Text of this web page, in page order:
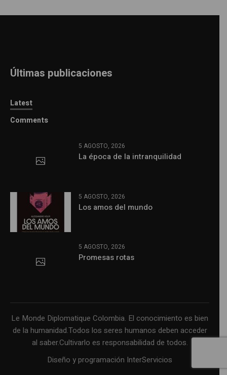
Últimas publicaciones
Latest
Comments
5 AGOSTO, 2026
La época de la intranquilidad
5 AGOSTO, 2026
Los amos del mundo
5 AGOSTO, 2026
Promesas rotas
Le Monde Diplomatique Colombia. El conocimiento es bien
de la humanidad.Todos los seres humanos deben acceder
al saber.Cultivarlo es responsabilidad de todos.
Diseño y programación InterServicios